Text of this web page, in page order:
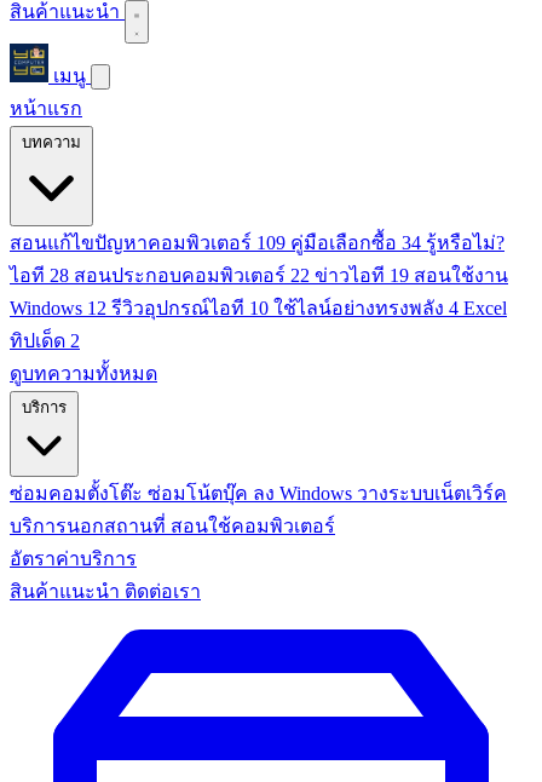
สินค้าแนะนำ
เมนู
หน้าแรก
บทความ
สอนแก้ไขปัญหาคอมพิวเตอร์ 109 คู่มือเลือกซื้อ 34 รู้หรือไม่?
ไอที 28 สอนประกอบคอมพิวเตอร์ 22 ข่าวไอที 19 สอนใช้งาน
Windows 12 รีวิวอุปกรณ์ไอที 10 ใช้ไลน์อย่างทรงพลัง 4 Excel
ทิปเด็ด 2
ดูบทความทั้งหมด
บริการ
ซ่อมคอมตั้งโต๊ะ ซ่อมโน้ตบุ๊ค ลง Windows วางระบบเน็ตเวิร์ค
บริการนอกสถานที่ สอนใช้คอมพิวเตอร์
อัตราค่าบริการ
สินค้าแนะนำ ติดต่อเรา